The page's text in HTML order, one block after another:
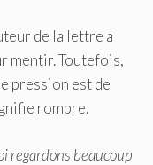
de la lettre a
mentir. Toutefois,
pression est de
rompre.
regardons beaucoup